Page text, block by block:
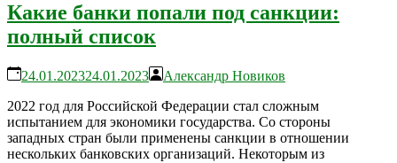
Какие банки попали под санкции:
полный список
24.01.202324.01.2023
Александр Новиков
2022 год для Российской Федерации стал сложным
испытанием для экономики государства. Со стороны
западных стран были применены санкции в отношении
нескольких банковских организаций. Некоторым из